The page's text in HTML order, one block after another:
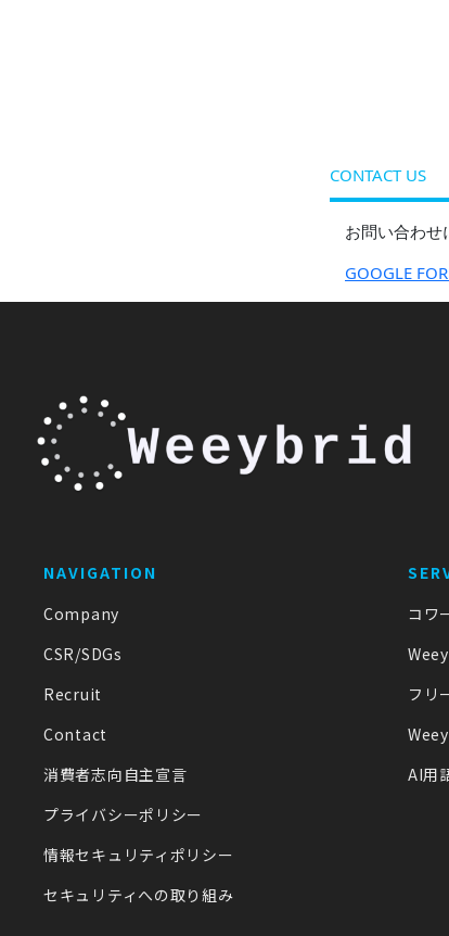
CONTACT US
お問い合わせ
GOOGLE
NAVIGATION
Company
CSR/SDGs
Recruit
Contact
消費者志向自主宣言
プライバシーポリシー
情報セキュリティポリシー
セキュリティへの取り組み
コワ
フリ
AI用